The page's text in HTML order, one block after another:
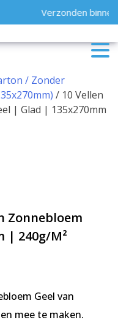
Verzonden binnen
/ Zonder
/ 10 Vellen
| Glad | 135x270mm
Zonnebloem
| 240g/m²
Geel van
mee te maken.